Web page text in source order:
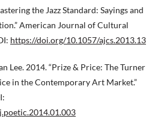
the Jazz Standard: Sayings and
American Journal of Cultural
https://doi.org/10.1057/ajcs.2013.13
Lee. 2014. “Prize & Price: The Turner
in the Contemporary Art Market.”